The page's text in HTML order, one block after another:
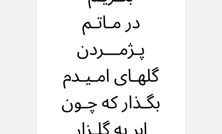
در مـاتـم
پـژمـــردن
گلهـای امـیـدم
بگـذار که چـون